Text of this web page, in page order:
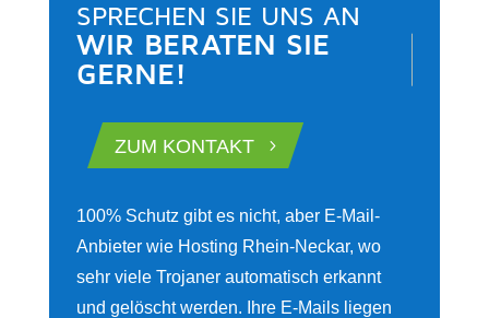
SPRECHEN SIE UNS AN
WIR BERATEN SIE
GERNE!
ZUM KONTAKT 5
100% Schutz gibt es nicht, aber E-Mail-
Anbieter wie Hosting Rhein-Neckar, wo
sehr viele Trojaner automatisch erkannt
und gelöscht werden. Ihre E-Mails liegen